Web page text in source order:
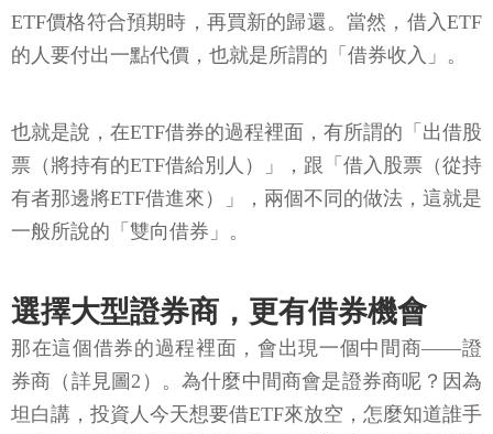
ETF價格符合預期時，再買新的歸還。當然，借入ETF
的人要付出一點代價，也就是所謂的「借券收入」。
也就是說，在ETF借券的過程裡面，有所謂的「出借股
票（將持有的ETF借給別人）」，跟「借入股票（從持
有者那邊將ETF借進來）」，兩個不同的做法，這就是
一般所說的「雙向借券」。
選擇大型證券商，更有借券機會
那在這個借券的過程裡面，會出現一個中間商——證
券商（詳見圖2）。為什麼中間商會是證券商呢？因為
坦白講，投資人今天想要借ETF來放空，怎麼知道誰手